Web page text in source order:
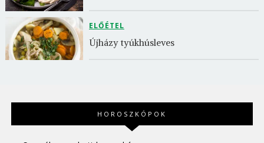
ELŐÉTEL
Újházy tyúkhúsleves
HOROSZKÓPOK